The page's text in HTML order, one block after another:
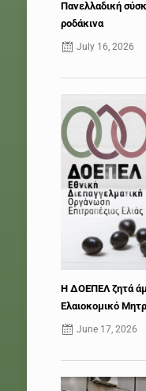
Πανελλαδική
ροδάκινα
July 16, 2026
Η ΔΟΕΠΕΛ ζητά
Ελαιοκομικό
June 17, 2026